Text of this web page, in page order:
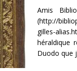
Amis
(http://
gilles-
héraldique
Duodo que